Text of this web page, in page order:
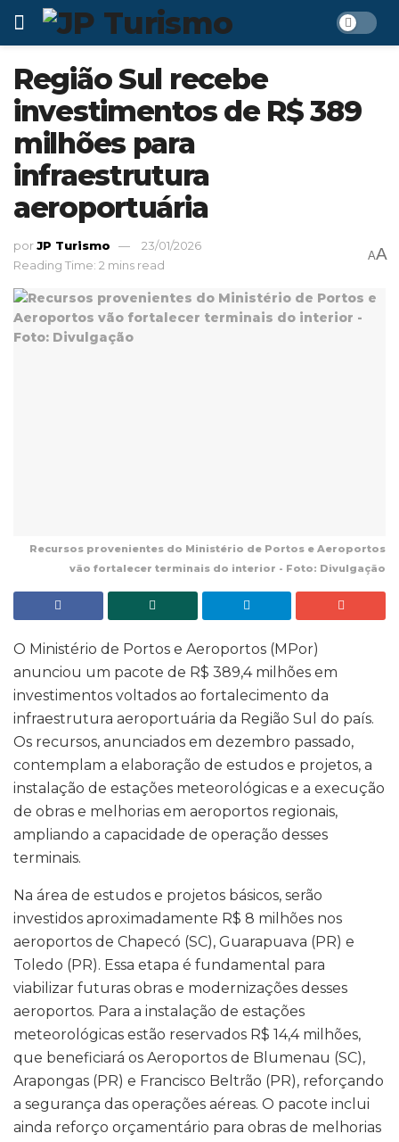
Região Sul recebe
investimentos de R$ 389
milhões para
infraestrutura
aeroportuária
porJP Turismo
23/01/2026
Reading Time: 2 mins read
AA
Recursos provenientes do Ministério de Portos e Aeroportos
vão fortalecer terminais do interior - Foto: Divulgação
O Ministério de Portos e Aeroportos (MPor)
anunciou um pacote de R$ 389,4 milhões em
investimentos voltados ao fortalecimento da
infraestrutura aeroportuária da Região Sul do país.
Os recursos, anunciados em dezembro passado,
contemplam a elaboração de estudos e projetos, a
instalação de estações meteorológicas e a execução
de obras e melhorias em aeroportos regionais,
ampliando a capacidade de operação desses
terminais.
Na área de estudos e projetos básicos, serão
investidos aproximadamente R$ 8 milhões nos
aeroportos de Chapecó (SC), Guarapuava (PR) e
Toledo (PR). Essa etapa é fundamental para
viabilizar futuras obras e modernizações desses
aeroportos. Para a instalação de estações
meteorológicas estão reservados R$ 14,4 milhões,
que beneficiará os Aeroportos de Blumenau (SC),
Arapongas (PR) e Francisco Beltrão (PR), reforçando
a segurança das operações aéreas. O pacote inclui
ainda reforço orçamentário para obras de melhorias